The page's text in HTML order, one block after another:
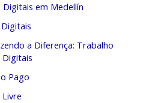
em Medellín
a Diferença: Trabalho
Pago